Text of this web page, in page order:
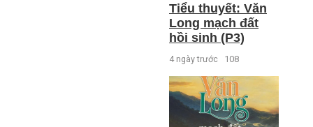
Tiểu thuyết: Văn
Long mạch đất
hồi sinh (P3)
4 ngày trước 108